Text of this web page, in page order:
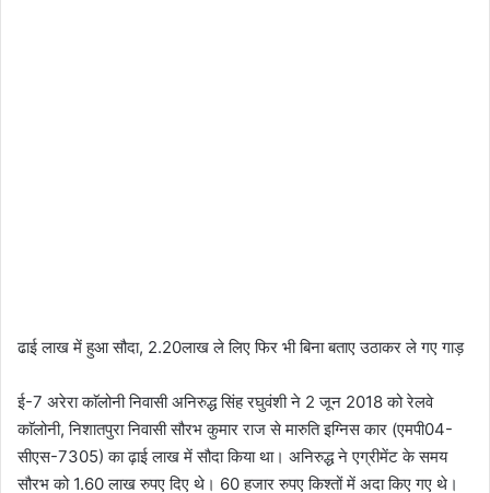
ढाई लाख में हुआ सौदा, 2.20लाख ले लिए फिर भी बिना बताए उठाकर ले गए गाड़
ई-7 अरेरा काॅलोनी निवासी अनिरुद्ध सिंह रघुवंशी ने 2 जून 2018 को रेलवे
काॅलोनी, निशातपुरा निवासी सौरभ कुमार राज से मारुति इग्निस कार (एमपी04-
सीएस-7305) का ढ़ाई लाख में सौदा किया था। अनिरुद्ध ने एग्रीमेंट के समय
सौरभ को 1.60 लाख रुपए दिए थे। 60 हजार रुपए किश्तों में अदा किए गए थे।